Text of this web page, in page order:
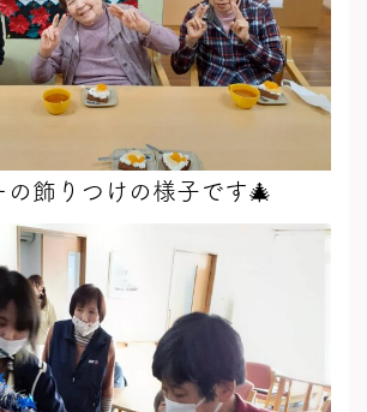
の飾りつけの様子です🎄